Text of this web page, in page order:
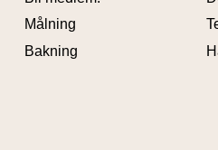
Målning
Bakning